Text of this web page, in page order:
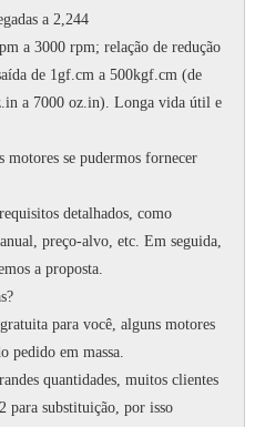
a 2,244
a 3000 rpm; relação de redução
de 1gf.cm a 500kgf.cm (de
a 7000 oz.in). Longa vida útil e
motores se pudermos fornecer
detalhados, como
preço-alvo, etc. Em seguida,
a proposta.
para você, alguns motores
pedido em massa.
quantidades, muitos clientes
para substituição, por isso